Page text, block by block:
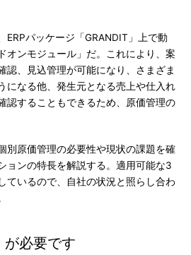
パッケージ「GRANDIT」上で動
オンモジュール」だ。これにより、案
認、見込管理が可能になり、さまざま
になる他、発生元となる売上や仕入れ
認することもできるため、原価管理の
別原価管理の必要性や現状の課題を確
ョンの特長を解説する。適用可能な3
ているので、自社の状況と照らし合わ
が必要です